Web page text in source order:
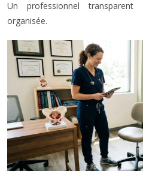
Un professionnel transparent
organisée.